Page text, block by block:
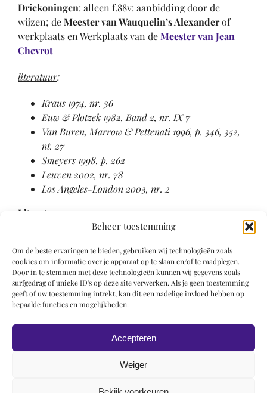
Beheer toestemming
Om de beste ervaringen te bieden, gebruiken wij technologieën zoals
cookies om informatie over je apparaat op te slaan en/of te raadplegen.
Door in te stemmen met deze technologieën kunnen wij gegevens zoals
surfgedrag of unieke ID's op deze site verwerken. Als je geen toestemming
geeft of uw toestemming intrekt, kan dit een nadelige invloed hebben op
bepaalde functies en mogelijkheden.
Accepteren
Weiger
Driekoningen: alleen f.88v: aanbidding door de
wijzen; deMeester van Wauquelin’s Alexanderof
werkplaats en Werkplaats van deMeester van Jean
Chevrot
literatuur:
Kraus 1974, nr. 36
Euw & Plotzek 1982, Band 2, nr. IX 7
Van Buren, Marrow & Pettenati 1996, p. 346, 352,
nt. 27
Smeyers 1998, p. 262
Leuven 2002, nr. 78
Los Angeles-London 2003, nr. 2
Literatuur
Euw & Plotzek 1982, Band 2, nr. IX 7
Van Buren, Marrow & Pettenati 1996, p. 346, 352,
nt. 27
Smeyers 1998, p. 262
Leuven 2002, nr. 78
Los Angeles-London 2003, nr. 2